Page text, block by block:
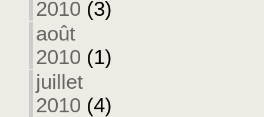
2010 (3)
août
2010 (1)
juillet
2010 (4)